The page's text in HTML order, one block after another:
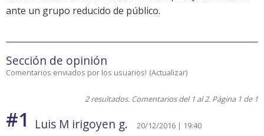
ante un grupo reducido de público.
Sección de opinión
Comentarios enviados por los usuarios! (Actualizar)
2 resultados. Comentarios del 1 al 2. Página 1 de 1
#1 Luis M irigoyen g. 20/12/2016 | 19:40